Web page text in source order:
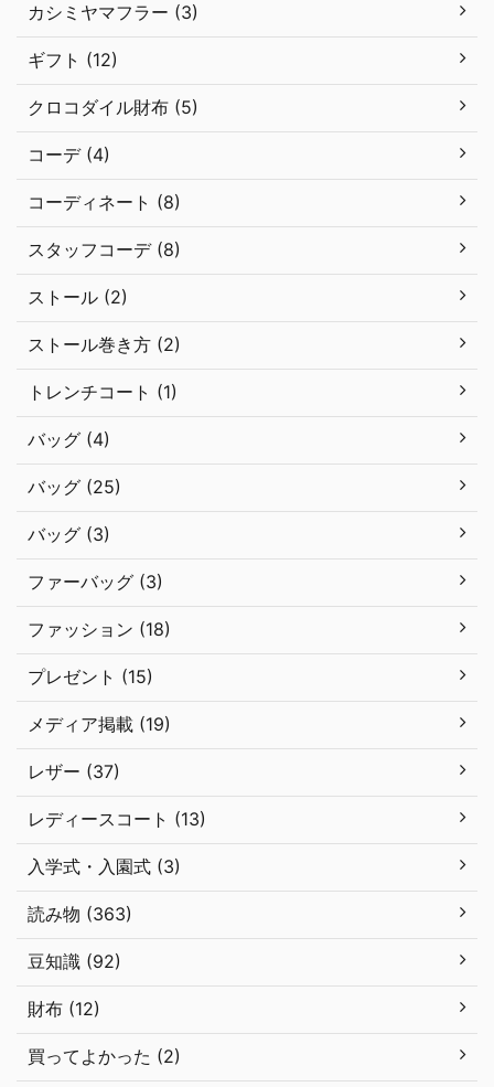
カシミヤマフラー (3)
ギフト (12)
クロコダイル財布 (5)
コーデ (4)
コーディネート (8)
スタッフコーデ (8)
ストール (2)
ストール巻き方 (2)
トレンチコート (1)
バッグ (4)
バッグ (25)
バッグ (3)
ファーバッグ (3)
ファッション (18)
プレゼント (15)
メディア掲載 (19)
レザー (37)
レディースコート (13)
入学式・入園式 (3)
読み物 (363)
豆知識 (92)
財布 (12)
買ってよかった (2)